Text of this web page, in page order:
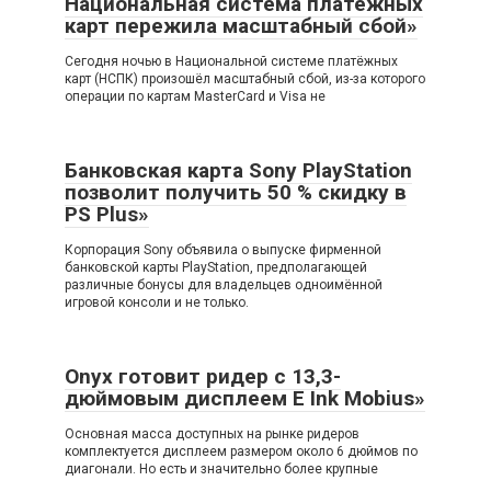
карт пережила масштабный сбой»
Сегодня ночью в Национальной системе платёжных
карт (НСПК) произошёл масштабный сбой, из-за которого
операции по картам MasterCard и Visa не
Банковская карта Sony PlayStation
позволит получить 50 % скидку в
PS Plus»
Корпорация Sony объявила о выпуске фирменной
банковской карты PlayStation, предполагающей
различные бонусы для владельцев одноимённой
игровой консоли и не только.
Onyx готовит ридер с 13,3-
дюймовым дисплеем E Ink Mobius»
Основная масса доступных на рынке ридеров
комплектуется дисплеем размером около 6 дюймов по
диагонали. Но есть и значительно более крупные